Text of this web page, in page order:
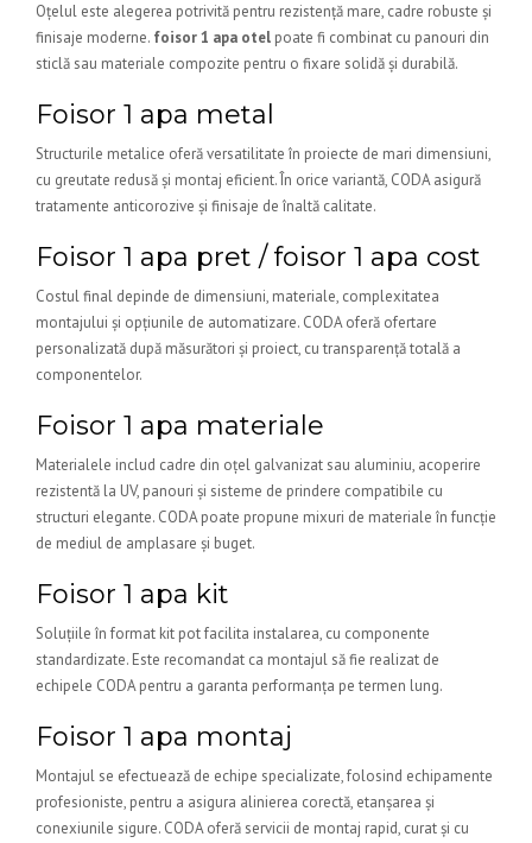
Oțelul este alegerea potrivită pentru rezistență mare, cadre robuste și
finisaje moderne. foisor 1 apa otel poate fi combinat cu panouri din
sticlă sau materiale compozite pentru o fixare solidă și durabilă.
Foisor 1 apa metal
Structurile metalice oferă versatilitate în proiecte de mari dimensiuni,
cu greutate redusă și montaj eficient. În orice variantă, CODA asigură
tratamente anticorozive și finisaje de înaltă calitate.
Foisor 1 apa pret / foisor 1 apa cost
Costul final depinde de dimensiuni, materiale, complexitatea
montajului și opțiunile de automatizare. CODA oferă ofertare
personalizată după măsurători și proiect, cu transparență totală a
componentelor.
Foisor 1 apa materiale
Materialele includ cadre din oțel galvanizat sau aluminiu, acoperire
rezistentă la UV, panouri și sisteme de prindere compatibile cu
structuri elegante. CODA poate propune mixuri de materiale în funcție
de mediul de amplasare și buget.
Foisor 1 apa kit
Soluțiile în format kit pot facilita instalarea, cu componente
standardizate. Este recomandat ca montajul să fie realizat de
echipele CODA pentru a garanta performanța pe termen lung.
Foisor 1 apa montaj
Montajul se efectuează de echipe specializate, folosind echipamente
profesioniste, pentru a asigura alinierea corectă, etanșarea și
conexiunile sigure. CODA oferă servicii de montaj rapid, curat și cu